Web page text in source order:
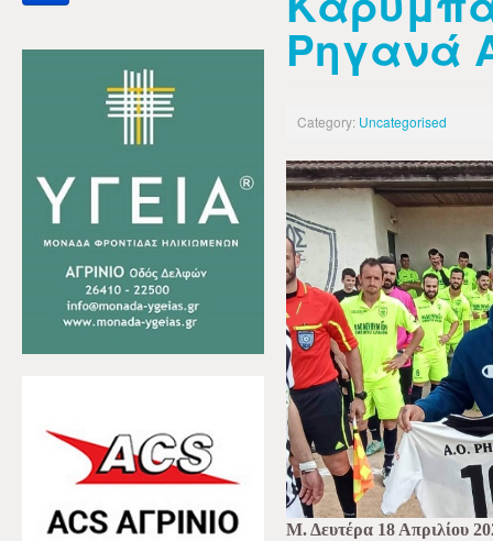
Ρηγανά
Category: Uncategorised
Μ. Δευτέρα 18 Απριλίου